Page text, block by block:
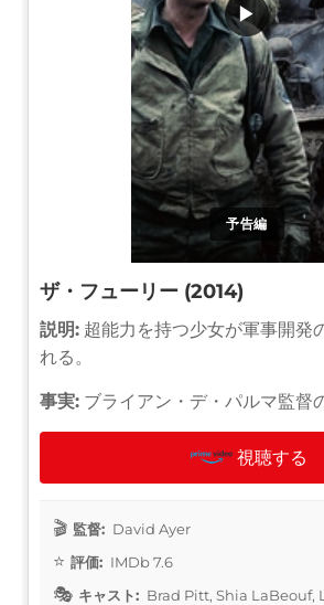
予告編
▶
ザ・フューリー (2014)
説明: 超能力を持つ少女が軍事開発
れる。
事実: ブライアン・デ・パルマ監督
視聴する
監督: David Ayer
評価: IMDb 7.6
キャスト: Brad Pitt, Shia LaBeouf,